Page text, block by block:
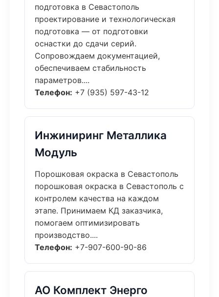
подготовка в Севастополь
проектирование и технологическая
подготовка — от подготовки
оснастки до сдачи серий.
Сопровождаем документацией,
обеспечиваем стабильность
параметров....
Телефон: +7 (935) 597-43-12
Инжиниринг Металлика
Модуль
Порошковая окраска в Севастополь
порошковая окраска в Севастополь с
контролем качества на каждом
этапе. Принимаем КД заказчика,
помогаем оптимизировать
производство....
Телефон: +7-907-600-90-86
АО Комплект Энерго